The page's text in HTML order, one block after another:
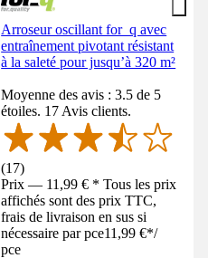
Arroseur oscillant for_q avec
entraînement pivotant résistant
à la saleté pour jusqu’à 320 m²
Moyenne des avis : 3.5 de 5
étoiles. 17 Avis clients.
(17)
Prix — 11,99 € * Tous les prix
affichés sont des prix TTC,
frais de livraison en sus si
nécessaire par pce11,99 €*/
pce